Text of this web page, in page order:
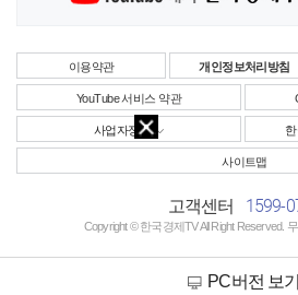
이용약관 개인정보처리방침
YouTube 서비스 약관
사업자정보
사이트맵
고객센터 1599-
Copyright © 한국경제TV All Right Reserved.
PC버전 보기